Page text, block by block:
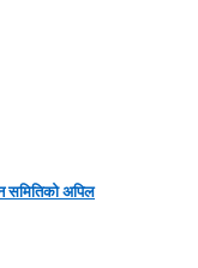
समितिको अपिल